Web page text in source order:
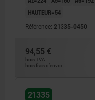
HAUTEUR=54
Référence: 21335-0450
94,55 €
hors TVA
hors frais d’envoi
21335